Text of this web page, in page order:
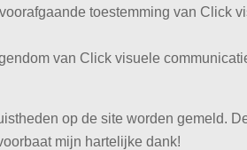
toestemming van
van Click visuele
op de site worden gemeld.
mijn hartelijke dank!